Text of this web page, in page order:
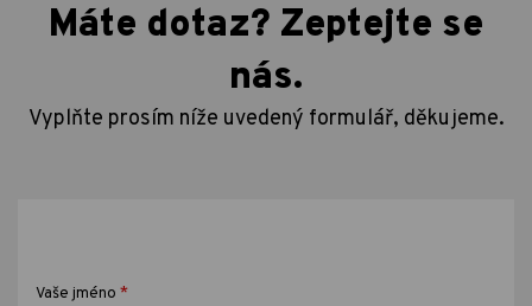
Máte dotaz? Zeptejte se
nás.
Vyplňte prosím níže uvedený formulář, děkujeme.
Vaše jméno *